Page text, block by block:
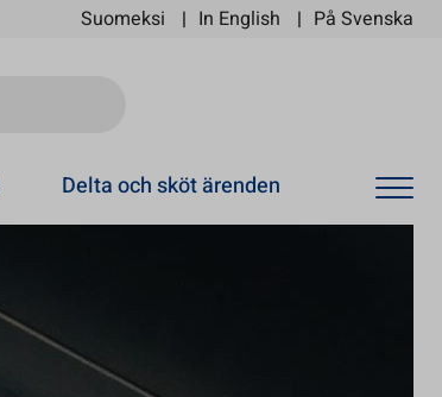
Suomeksi In English På Svenska
Delta och sköt ärenden